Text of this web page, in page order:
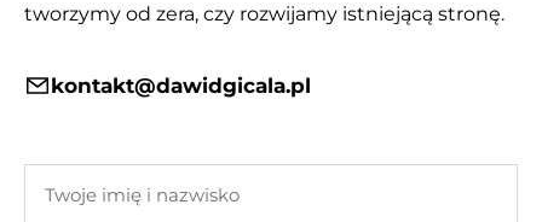
tworzymy od zera, czy rozwijamy istniejącą stronę.
kontakt@dawidgicala.pl
imię